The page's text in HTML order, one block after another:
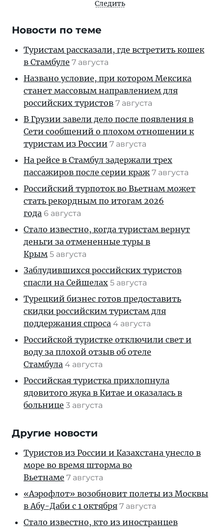
Следить
Новости по теме
Туристам рассказали, где встретить кошек
в Стамбуле 7 августа
Названо условие, при котором Мексика
станет массовым направлением для
российских туристов 7 августа
В Грузии завели дело после появления в
Сети сообщений о плохом отношении к
туристам из России 7 августа
На рейсе в Стамбул задержали трех
пассажиров после серии краж 7 августа
Российский турпоток во Вьетнам может
стать рекордным по итогам 2026
года 6 августа
Стало известно, когда туристам вернут
деньги за отмененные туры в
Крым 5 августа
Заблудившихся российских туристов
спасли на Сейшелах 5 августа
Турецкий бизнес готов предоставить
скидки российским туристам для
поддержания спроса 4 августа
Российской туристке отключили свет и
воду за плохой отзыв об отеле
Стамбула 4 августа
Российская туристка прихлопнула
ядовитого жука в Китае и оказалась в
больнице 3 августа
Другие новости
Туристов из России и Казахстана унесло в
море во время шторма во
Вьетнаме 7 августа
«Аэрофлот» возобновит полеты из Москвы
в Абу-Даби с 1 октября 7 августа
Стало известно, кто из иностранцев